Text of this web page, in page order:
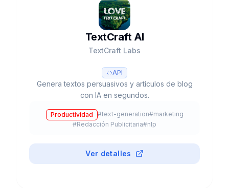
TextCraft AI
TextCraft Labs
API
Genera textos persuasivos y artículos de blog
con IA en segundos.
Productividad #text-generation#marketing
#Redacción Publicitaria#nlp
Ver detalles